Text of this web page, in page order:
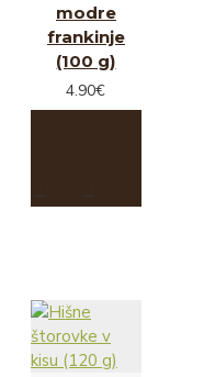
modre
frankinje
(100 g)
4.90€